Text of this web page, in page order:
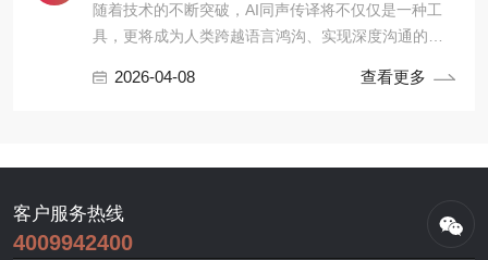
随着技术的不断突破，AI同声传译将不仅仅是一种工
具，更将成为人类跨越语言鸿沟、实现深度沟通的得
这一核心命题的持续深耕与不懈努力。
2026-04-08 查看更多
客户服务热线
4009942400